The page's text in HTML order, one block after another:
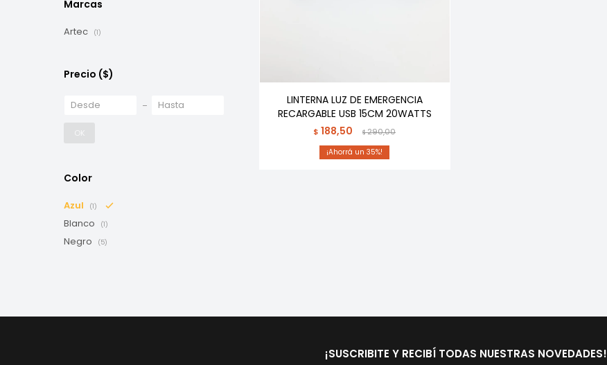
LINTERNA LUZ DE EMERGENCIA
RECARGABLE USB 15CM 20WATTS
$ 188,50 $290,00
35
Marcas
Artec (1)
Precio ($)
OK
Color
Azul (1)
Blanco (1)
Negro (5)
¡SUSCRIBITE Y RECIBÍ TODAS NUESTRAS NOVEDADES!